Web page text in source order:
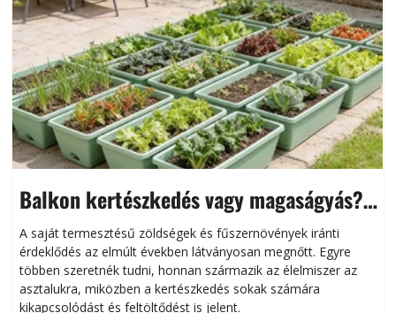
Balkon kertészkedés vagy magaságyás?
Helytakarékos kertészkedés
A saját termesztésű zöldségek és fűszernövények iránti
érdeklődés az elmúlt években látványosan megnőtt. Egyre
többen szeretnék tudni, honnan származik az élelmiszer az
asztalukra, miközben a kertészkedés sokak számára
kikapcsolódást és feltöltődést is jelent.